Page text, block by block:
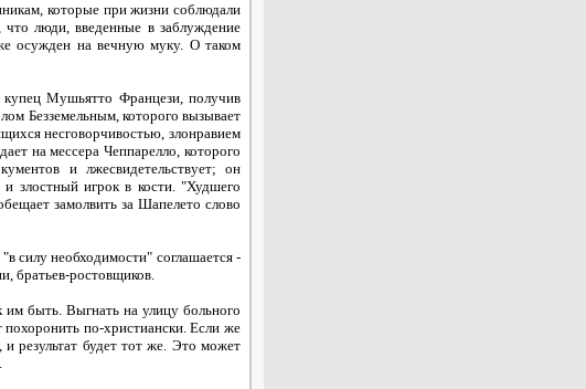
которые при жизни соблюдали
люди, введенные в заблуждение
осужден на вечную муку. О таком
Мушьятто Францези, получив
Безземельным, которого вызывает
несговорчивостью, злонравием
на мессера Чеппарелло, которого
и лжесвидетельствует; он
и злостный игрок в кости. "Худшего
замолвить за Шапелето слово
силу необходимости" соглашается -
братьев-ростовщиков.
быть. Выгнать на улицу больного
похоронить по-христиански. Если же
результат будет тот же. Это может